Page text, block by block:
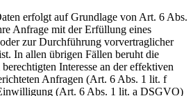
erfolgt auf Grundlage von Art. 6 Abs.
Anfrage mit der Erfüllung eines
zur Durchführung vorvertraglicher
In allen übrigen Fällen beruht die
Interesse an der effektiven
Anfragen (Art. 6 Abs. 1 lit. f
(Art. 6 Abs. 1 lit. a DSGVO)